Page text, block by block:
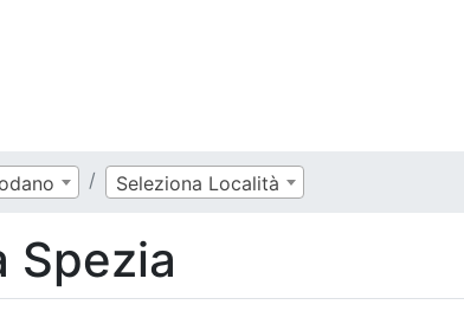
Seleziona Località
Spezia